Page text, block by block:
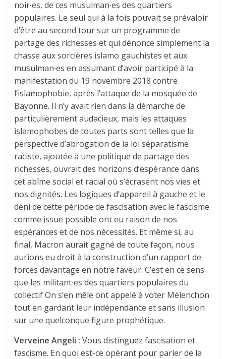
noir∙es, de ces musulman∙es des quartiers
populaires. Le seul qui à la fois pouvait se prévaloir
d’être au second tour sur un programme de
partage des richesses et qui dénonce simplement la
chasse aux sorcières islamo gauchistes et aux
musulman∙es en assumant d’avoir participé à la
manifestation du 19 novembre 2018 contre
l’islamophobie, après l’attaque de la mosquée de
Bayonne. Il n’y avait rien dans la démarche de
particulièrement audacieux, mais les attaques
islamophobes de toutes parts sont telles que la
perspective d’abrogation de la loi séparatisme
raciste, ajoutée à une politique de partage des
richesses, ouvrait des horizons d’espérance dans
cet abîme social et racial où s’écrasent nos vies et
nos dignités. Les logiques d’appareil à gauche et le
déni de cette période de fascisation avec le fascisme
comme issue possible ont eu raison de nos
espérances et de nos nécessités. Et même si, au
final, Macron aurait gagné de toute façon, nous
aurions eu droit à la construction d’un rapport de
forces davantage en notre faveur. C’est en ce sens
que les militant∙es des quartiers populaires du
collectif On s’en mêle ont appelé à voter Mélenchon
tout en gardant leur indépendance et sans illusion
sur une quelconque figure prophétique.
Verveine Angeli :Vous distinguez fascisation et
fascisme. En quoi est-ce opérant pour parler de la